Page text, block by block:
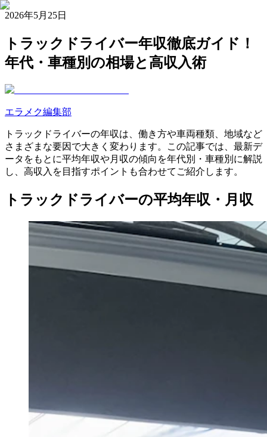
2026年5月25日
トラックドライバー年収徹底ガイド！
年代・車種別の相場と高収入術
エラメク編集部
トラックドライバーの年収は、働き方や車両種類、地域など
さまざまな要因で大きく変わります。この記事では、最新デ
ータをもとに平均年収や月収の傾向を年代別・車種別に解説
し、高収入を目指すポイントも合わせてご紹介します。
トラックドライバーの平均年収・月収